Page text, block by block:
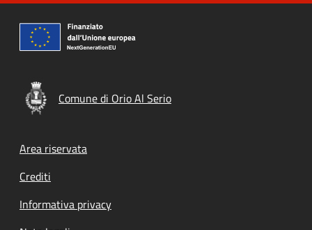
Comune di Orio Al Serio
Footer menu
Area riservata
Crediti
Informativa privacy